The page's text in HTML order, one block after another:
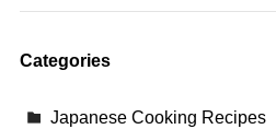
Categories
Japanese Cooking Recipes